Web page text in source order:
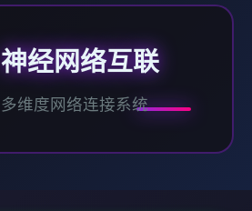
神经网络互联
多维度网络连接系统